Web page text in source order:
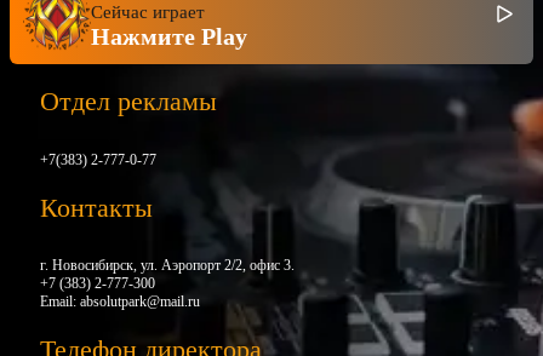
Сейчас играет
Нажмите Play
Отдел рекламы
+7(383) 2-777-0-77
Контакты
г. Новосибирск, ул. Аэропорт 2/2, офис 3.
+7 (383) 2-777-300
Email: absolutpark@mail.ru
Телефон директора